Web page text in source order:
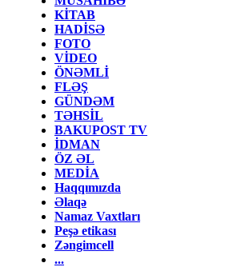
KİTAB
HADİSƏ
FOTO
VİDEO
ÖNƏMLİ
FLƏŞ
GÜNDƏM
TƏHSİL
BAKUPOST TV
İDMAN
ÖZ ƏL
MEDİA
Haqqımızda
Əlaqə
Namaz Vaxtları
Peşə etikası
Zəngimcell
...